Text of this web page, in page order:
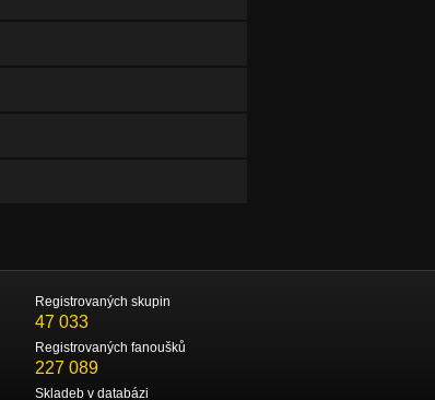
Registrovaných skupin
47 033
Registrovaných fanoušků
227 089
Skladeb v databázi